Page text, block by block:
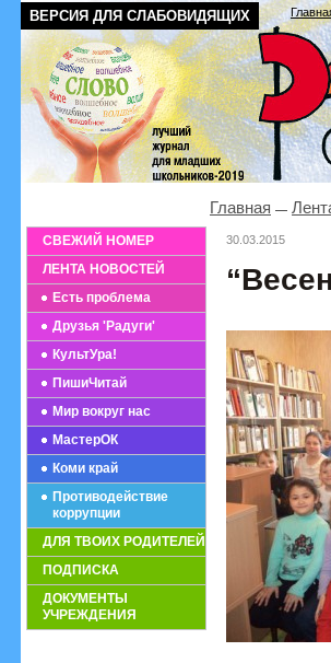
ВЕРСИЯ ДЛЯ СЛАБОВИДЯЩИХ
СВЕЖИЙ НОМЕР
ЛЕНТА НОВОСТЕЙ
Есть проблема
Друзья 'Радуги'
КультУра!
ПишиЧитай
Мир вокруг нас
МастерОК
Коми край
Противодействие
коррупции
ДЛЯ ТВОИХ РОДИТЕЛЕЙ
ПОДПИСКА
ДОКУМЕНТЫ
УЧРЕЖДЕНИЯ
Главная
30.03.2015